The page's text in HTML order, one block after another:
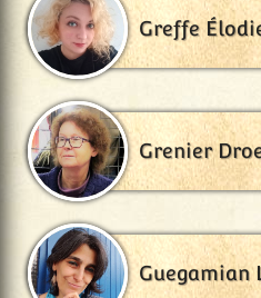
Greffe
Grenier
Guegamian